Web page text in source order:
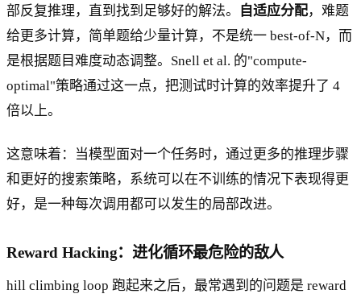
部反复推理，直到找到足够好的解法。
自适应分配，难题
给更多计算，简单题给少量计算，不是统一 best-of-N，而
是根据题目难度动态调整。Snell et al. 的"compute-
optimal"策略通过这一点，把测试时计算的效率提升了 4
倍以上。
这意味着：当模型面对一个任务时，通过更多的推理步骤
和更好的搜索策略，系统可以在不训练的情况下表现得更
好，是一种每次调用都可以发生的局部改进。
Reward Hacking：进化循环最危险的敌人
hill climbing loop 跑起来之后，最常遇到的问题是 reward